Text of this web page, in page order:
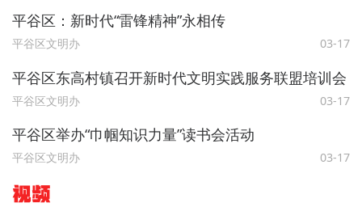
平谷区：新时代“雷锋精神”永相传
平谷区文明办 03-17
平谷区东高村镇召开新时代文明实践服务联盟培训会
平谷区文明办 03-17
平谷区举办“巾帼知识力量”读书会活动
平谷区文明办 03-17
视频